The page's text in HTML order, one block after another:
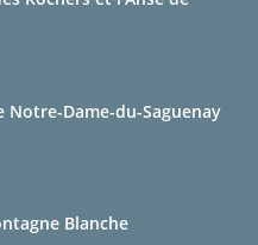
Notre-Dame-du-Saguenay
Blanche